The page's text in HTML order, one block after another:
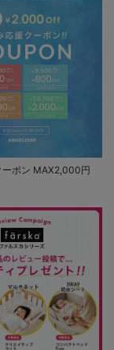
ーポン MAX2,000円